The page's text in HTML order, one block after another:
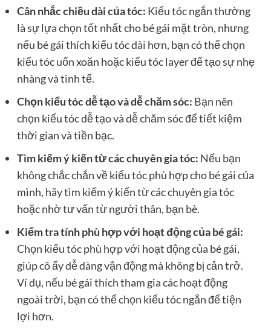
Cân nhắc chiều dài của tóc: Kiểu tóc ngắn thường
là sự lựa chọn tốt nhất cho bé gái mặt tròn, nhưng
nếu bé gái thích kiểu tóc dài hơn, bạn có thể chọn
kiểu tóc uốn xoăn hoặc kiểu tóc layer để tạo sự nhẹ
nhàng và tinh tế.
Chọn kiểu tóc dễ tạo và dễ chăm sóc: Bạn nên
chọn kiểu tóc dễ tạo và dễ chăm sóc để tiết kiệm
thời gian và tiền bạc.
Tìm kiếm ý kiến ​​từ các chuyên gia tóc: Nếu bạn
không chắc chắn về kiểu tóc phù hợp cho bé gái của
mình, hãy tìm kiếm ý kiến ​​từ các chuyên gia tóc
hoặc nhờ tư vấn từ người thân, bạn bè.
Kiểm tra tính phù hợp với hoạt động của bé gái:
Chọn kiểu tóc phù hợp với hoạt động của bé gái,
giúp cô ấy dễ dàng vận động mà không bị cản trở.
Ví dụ, nếu bé gái thích tham gia các hoạt động
ngoài trời, bạn có thể chọn kiểu tóc ngắn để tiện
lợi hơn.